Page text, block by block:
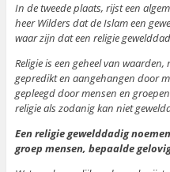
In de tweede plaats, rijst een
heer Wilders dat de Islam een
waar zijn dat een religie
Religie is een geheel van
gepredikt en aangehangen door
gepleegd door mensen en
religie als zodanig kan niet
Een religie gewelddadig
groep mensen, bepaalde